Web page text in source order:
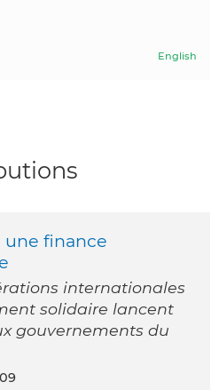
English
une finance
internationales
solidaire lancent
gouvernements du